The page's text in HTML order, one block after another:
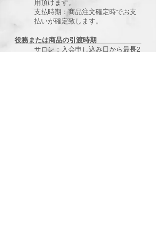
用頂けます。
支払時期：商品注文確定時でお支
払いが確定致します。
役務または商品の引渡時期
サロン：入会申し込み日から最長2